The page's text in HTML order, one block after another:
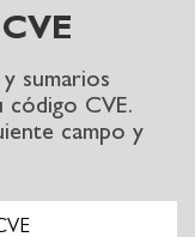
sumarios
código CVE.
campo y
recibirá
con la